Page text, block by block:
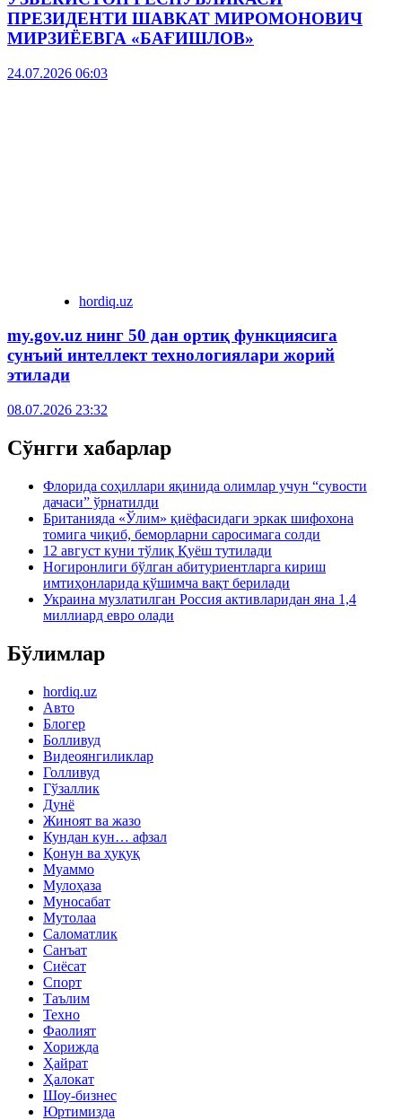
ПРЕЗИДЕНТИ ШАВКАТ МИРОМОНОВИЧ
МИРЗИЁЕВГА «БАҒИШЛОВ»
24.07.2026 06:03
hordiq.uz
my.gov.uz нинг 50 дан ортиқ функциясига
сунъий интеллект технологиялари жорий
этилади
08.07.2026 23:32
Сўнгги хабарлар
Флорида соҳиллари яқинида олимлар учун “сувости
дачаси” ўрнатилди
Британияда «Ўлим» қиёфасидаги эркак шифохона
томига чиқиб, беморларни саросимага солди
12 август куни тўлиқ Қуёш тутилади
Ногиронлиги бўлган абитуриентларга кириш
имтиҳонларида қўшимча вақт берилади
Украина музлатилган Россия активларидан яна 1,4
миллиард евро олади
Бўлимлар
hordiq.uz
Авто
Блогер
Болливуд
Видеоянгиликлар
Голливуд
Гўзаллик
Дунё
Жиноят ва жазо
Кундан кун… афзал
Қонун ва ҳуқуқ
Муаммо
Мулоҳаза
Муносабат
Мутолаа
Саломатлик
Санъат
Сиёсат
Спорт
Таълим
Техно
Фаолият
Хорижда
Ҳайрат
Ҳалокат
Шоу-бизнес
Юртимизда